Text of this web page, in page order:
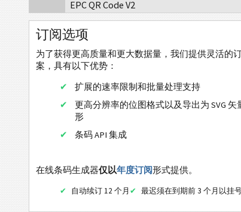
EPC QR Code V2
瑞士的QR 条形码 v.2.3
瑞士的QR 条形码 v.2.3 (债权人参考)
瑞士的QR 条形码 v.2.3 (QR参考)
瑞士的QR 条形码 v.2.2
瑞士的QR 条形码 v.2.2 (债权人参考)
瑞士的QR 条形码 v.2.2 (QR参考)
ZATCA QR码
移动标签
订阅选项
为了获得更高质量和更大数据量，我们提供灵活的
案，具有以下优势：
扩展的速率限制和批量处理支持
更高分辨率的位图格式以及导出为 SVG 矢
形
条码 API 集成
在线条码生成器仅以年度订阅形式提供。
自动续订 12 个月 最迟须在到期前 3 个月以挂